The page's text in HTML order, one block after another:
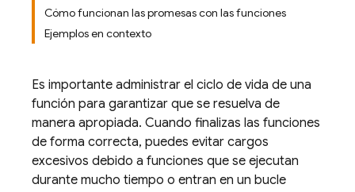
Cómo funcionan las promesas con las funciones
Ejemplos en contexto
Es importante administrar el ciclo de vida de una
función para garantizar que se resuelva de
manera apropiada. Cuando finalizas las funciones
de forma correcta, puedes evitar cargos
excesivos debido a funciones que se ejecutan
durante mucho tiempo o entran en un bucle